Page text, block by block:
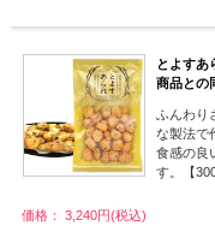
とよすあ
商品との
ふんわり
な製法で
食感の良
す。【
価格： 3,240円(税込)